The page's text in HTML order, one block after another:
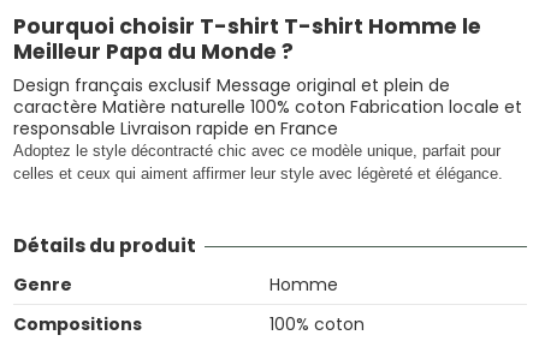
Pourquoi choisir T-shirt T-shirt Homme le
Meilleur Papa du Monde ?
Design français exclusif Message original et plein de
caractère Matière naturelle 100% coton Fabrication locale et
responsable Livraison rapide en France
Adoptez le style décontracté chic avec ce modèle unique, parfait pour
celles et ceux qui aiment affirmer leur style avec légèreté et élégance.
Détails du produit
Genre
Homme
Compositions
100% coton